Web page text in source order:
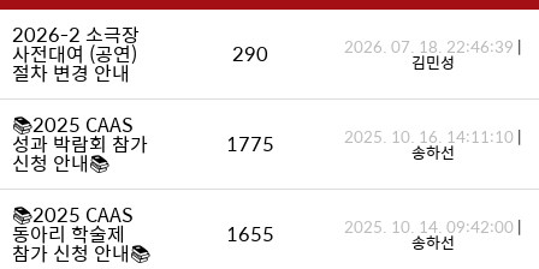
2026-2 소극장
사전대여 (공연)
절차 변경 안내
290 2026. 07. 18. 22:46:39 |
김민성
📚2025 CAAS
성과 박람회 참가
신청 안내📚
1775 2025. 10. 16. 14:11:10|
송하선
📚2025 CAAS
동아리 학술제
참가 신청 안내📚
1655 2025. 10. 14. 09:42:00|
송하선